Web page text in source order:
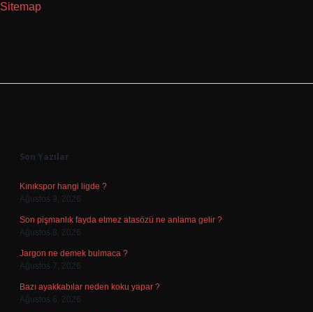
Sitemap
Son Yazılar
Kınıkspor hangi ligde ?
Ağustos 9, 2026
Son pişmanlık fayda etmez atasözü ne anlama gelir ?
Ağustos 8, 2026
Jargon ne demek bulmaca ?
Ağustos 7, 2026
Bazı ayakkabılar neden koku yapar ?
Ağustos 6, 2026